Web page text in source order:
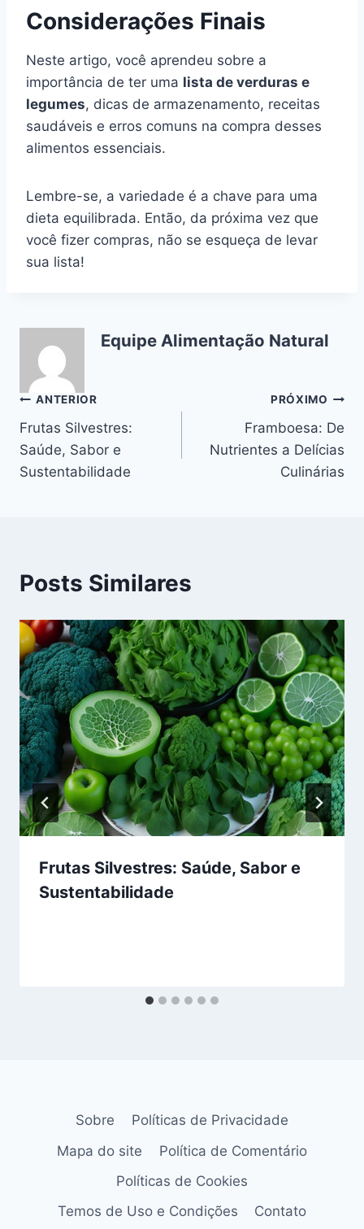
Considerações Finais
Neste artigo, você aprendeu sobre a
importância de ter uma lista de verduras e
legumes, dicas de armazenamento, receitas
saudáveis e erros comuns na compra desses
alimentos essenciais.
Lembre-se, a variedade é a chave para uma
dieta equilibrada. Então, da próxima vez que
você fizer compras, não se esqueça de levar
sua lista!
Equipe Alimentação Natural
Navegação
de
Post
ANTERIOR
Frutas Silvestres:
Saúde, Sabor e
Sustentabilidade
PRÓXIMO
Framboesa: De
Nutrientes a Delícias
Culinárias
Posts Similares
Frutas Silvestres: Saúde, Sabor e
Sustentabilidade
Sobre
Políticas de Privacidade
Mapa do site
Política de Comentário
Políticas de Cookies
Temos de Uso e Condições
Contato